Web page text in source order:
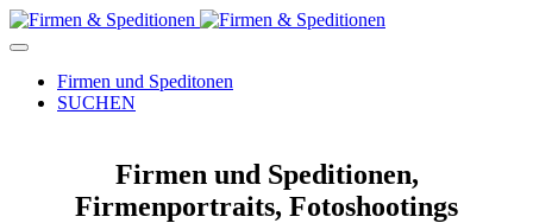
Firmen und Speditonen
SUCHEN
Firmen und Speditionen,
Firmenportraits, Fotoshootings